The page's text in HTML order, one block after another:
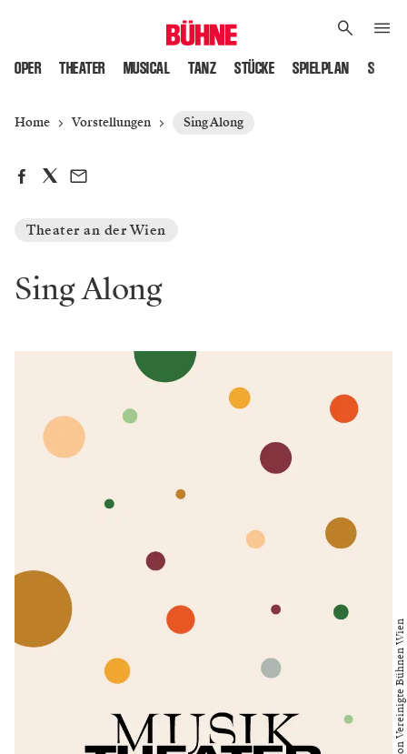
OPER THEATER MUSICAL TANZ STÜCKE SPIELPLAN
Home Vorstellungen Sing Along
Theater an der Wien
Sing Along